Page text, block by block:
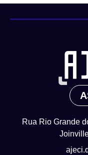
Rua Rio Grande